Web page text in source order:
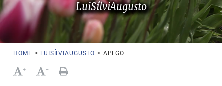
LuiSílviAugusto
HOME > LUISÍLVIAUGUSTO > APEGO
+ -